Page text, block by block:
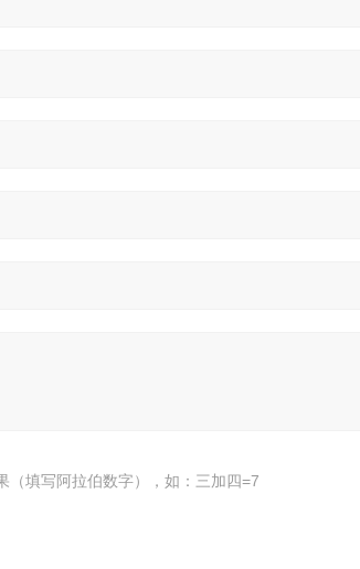
（填写阿拉伯数字），如：三加四=7